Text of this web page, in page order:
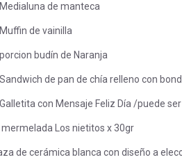
de manteca
de vainilla
budín de Naranja
de pan de chía relleno con
con Mensaje Feliz Día /puede
Los nietitos x 30gr
de cerámica blanca con diseño a